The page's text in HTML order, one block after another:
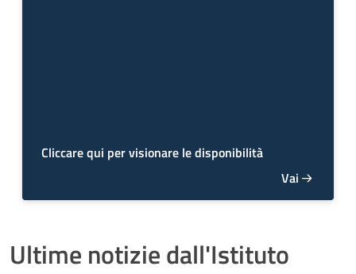
Cliccare qui per visionare le disponibilità
Vai
Ultime notizie dall'Istituto